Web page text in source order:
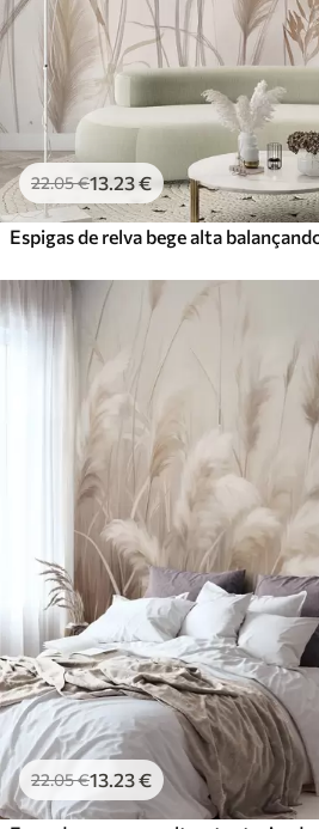
Vinil Premium
65 39 .00 € /m²
Peel and Stick
81.6749.00€/m²
22.05€13 .23€
22.05€13 .23€